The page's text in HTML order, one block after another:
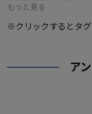
もっと見る
※クリックするとタグ
ア